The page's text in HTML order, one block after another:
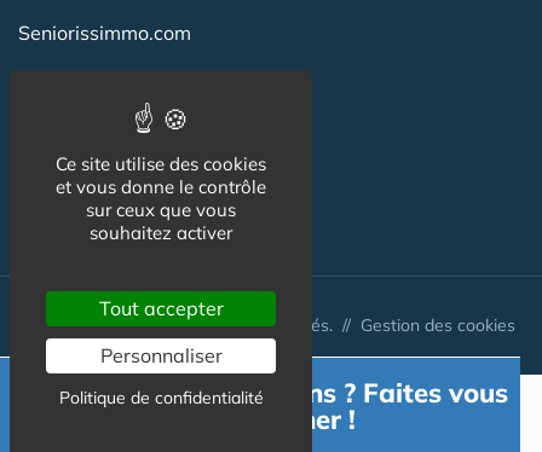
Seniorissimmo.com
Emploi-formation-sante.com
Creche-et-naissance.com
Co-Living & Co-Working
© Australis 2026 - Tous droits réservés. // Gestion des cookies
Besoin d'informations ? Faites vous
accompagner !
Ce site utilise des cookies
et vous donne le contrôle
sur ceux que vous
souhaitez activer
Tout accepter
Personnaliser
Politique de confidentialité